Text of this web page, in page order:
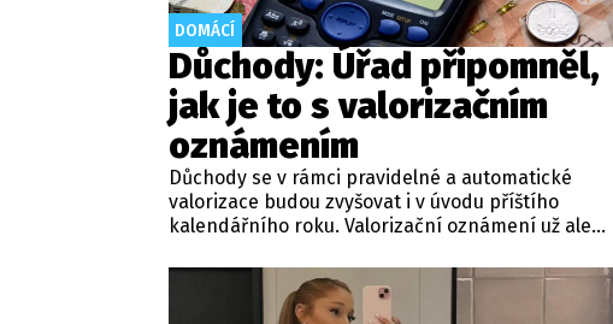
DOMÁCÍ
Důchody: Úřad připomněl,
jak je to s valorizačním
oznámením
Důchody se v rámci pravidelné a automatické
valorizace budou zvyšovat i v úvodu příštího
kalendářního roku. Valorizační oznámení už ale
člověk chce mít na papíře, může si o něj požádat.